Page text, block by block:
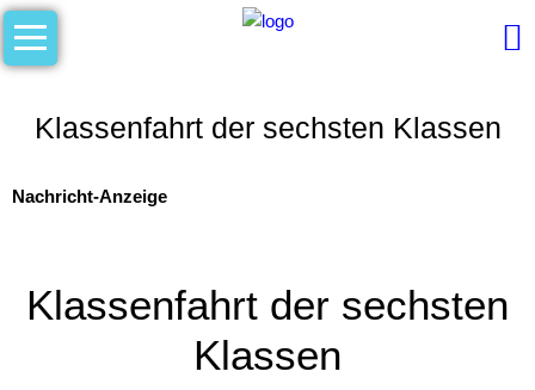
Klassenfahrt der sechsten Klassen
Navigation
überspringen
Aktuelles
Schule
Geschäftsverteilungsplan
Nachricht-Anzeige
Klassenfahrt der sechsten
Klassen